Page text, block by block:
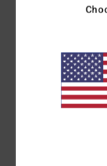
4. Juni
: 5/5 Preis-